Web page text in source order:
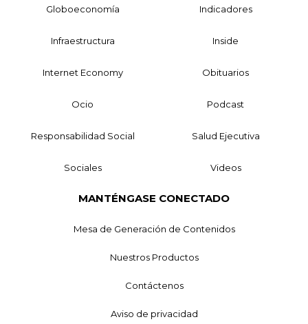
Globoeconomía Indicadores
Infraestructura Inside
Internet Economy Obituarios
Ocio Podcast
Responsabilidad Social Salud Ejecutiva
Sociales Videos
MANTÉNGASE CONECTADO
Mesa de Generación de Contenidos
Nuestros Productos
Contáctenos
Aviso de privacidad